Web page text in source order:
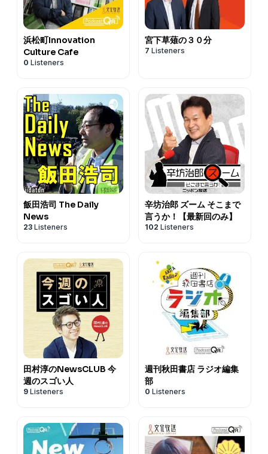
浜松町Innovation
Culture Cafe
0 Listeners
宮下草薙の３０分
7 Listeners
飯田浩司 The Daily
News
23 Listeners
辛坊治郎 ズーム そこまで
言うか！【最新回のみ】
102 Listeners
田村淳のNewsCLUB 今
週のスゴい人
9 Listeners
週刊秋田書店 ラジオ編集
部
0 Listeners